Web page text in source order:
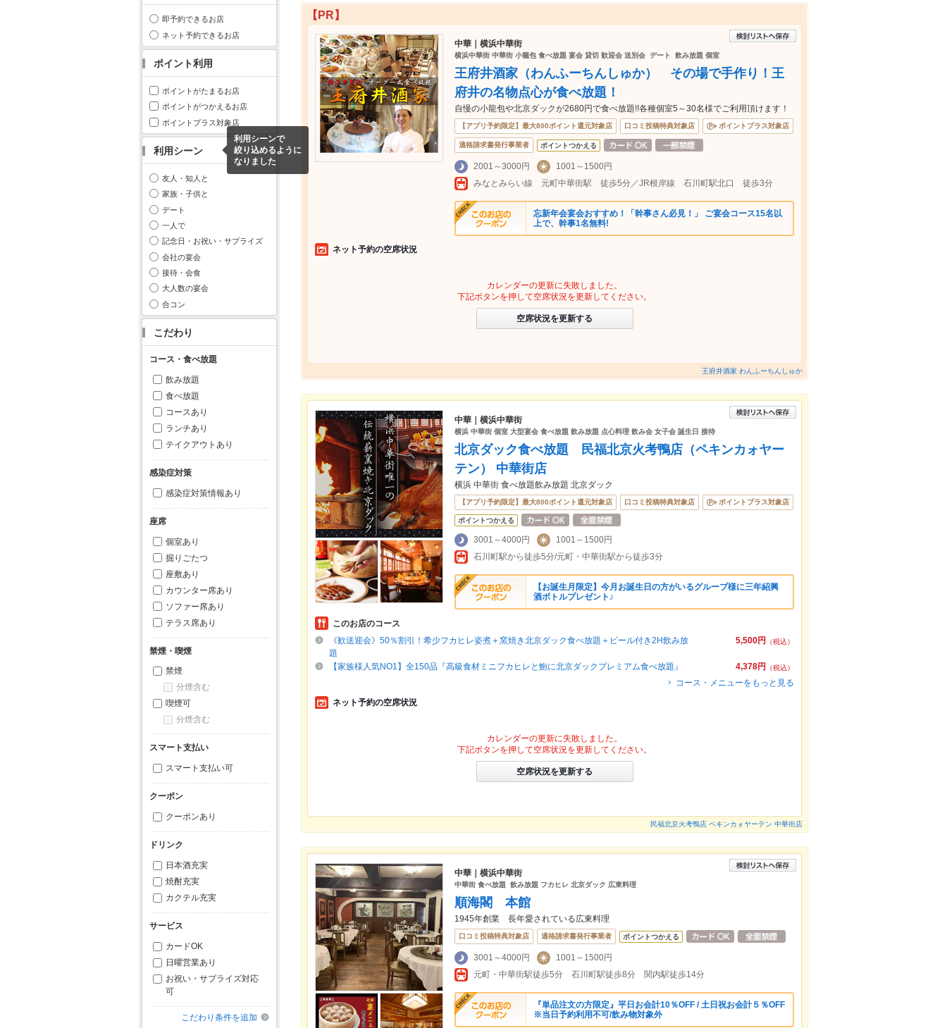
即予約できるお店
ネット予約できるお店
ポイント利用
ポイントがたまるお店
ポイントがつかえるお店
ポイントプラス対象店
利用シーン
利用シーンで
絞り込めるように
なりました
友人・知人と
家族・子供と
デート
一人で
記念日・お祝い・サプライズ
会社の宴会
接待・会食
大人数の宴会
合コン
こだわり
コース・食べ放題
飲み放題
食べ放題
コースあり
ランチあり
テイクアウトあり
感染症対策
感染症対策情報あり
座席
個室あり
掘りごたつ
座敷あり
カウンター席あり
ソファー席あり
テラス席あり
禁煙・喫煙
禁煙
分煙含む
喫煙可
分煙含む
スマート支払い
スマート支払い可
クーポン
クーポンあり
ドリンク
日本酒充実
焼酎充実
カクテル充実
サービス
カードOK
日曜営業あり
お祝い・サプライズ対応
可
こだわり条件を追加
【PR】
中華｜横浜中華街
横浜中華街 中華街 小籠包 食べ放題 宴会 貸切 歓迎会 送別会 デート 飲み放題 個室
王府井酒家（わんふーちんしゅか） その場で手作り！王
府井の名物点心が食べ放題！
自慢の小龍包や北京ダックが2680円で食べ放題!!各種個室5～30名様でご利用頂けます！
【アプリ予約限定】最大800ポイント還元対象店 口コミ投稿特典対象店 ポイントプラス対象店
適格請求書発行事業者 ポイントつかえる
2001～3000円
1001～1500円
みなとみらい線 元町中華街駅 徒歩5分／JR根岸線 石川町駅北口 徒歩3分
忘新年会宴会おすすめ！「幹事さん必見！」 ご宴会コース15名以
上で、幹事1名無料!
ネット予約の空席状況
カレンダーの更新に失敗しました。
下記ボタンを押して空席状況を更新してください。
空席状況を更新する
王府井酒家 わんふーちんしゅか
中華｜横浜中華街
横浜 中華街 個室 大型宴会 食べ放題 飲み放題 点心料理 飲み会 女子会 誕生日 接待
北京ダック食べ放題 民福北京火考鴨店（ペキンカォヤー
テン） 中華街店
横浜 中華街 食べ放題飲み放題 北京ダック
【アプリ予約限定】最大800ポイント還元対象店 口コミ投稿特典対象店 ポイントプラス対象店
ポイントつかえる
3001～4000円
1001～1500円
石川町駅から徒歩5分/元町・中華街駅から徒歩3分
【お誕生月限定】今月お誕生日の方がいるグループ様に三年紹興
酒ボトルプレゼント♪
このお店のコース
5,500円
（税込）
《歓送迎会》50％割引！希少フカヒレ姿煮＋窯焼き北京ダック食べ放題＋ビール付き2H飲み放
題
4,378円
（税込）
【家族様人気NO1】全150品『高級食材ミニフカヒレと鮑に北京ダックプレミアム食べ放題』
コース・メニューをもっと見る
ネット予約の空席状況
カレンダーの更新に失敗しました。
下記ボタンを押して空席状況を更新してください。
空席状況を更新する
民福北京火考鴨店 ペキンカォヤーテン 中華街店
中華｜横浜中華街
中華街 食べ放題 飲み放題 フカヒレ 北京ダック 広東料理
順海閣 本館
1945年創業 長年愛されている広東料理
口コミ投稿特典対象店 適格請求書発行事業者 ポイントつかえる
3001～4000円
1001～1500円
元町・中華街駅徒歩5分 石川町駅徒歩8分 関内駅徒歩14分
『単品注文の方限定』平日お会計10％OFF / 土日祝お会計５％OFF
※当日予約利用不可/飲み物対象外